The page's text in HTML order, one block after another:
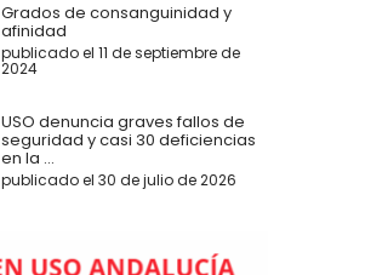
Grados de consanguinidad y
afinidad
publicado el 11 de septiembre de
2024
USO denuncia graves fallos de
seguridad y casi 30 deficiencias
en la ...
publicado el 30 de julio de 2026